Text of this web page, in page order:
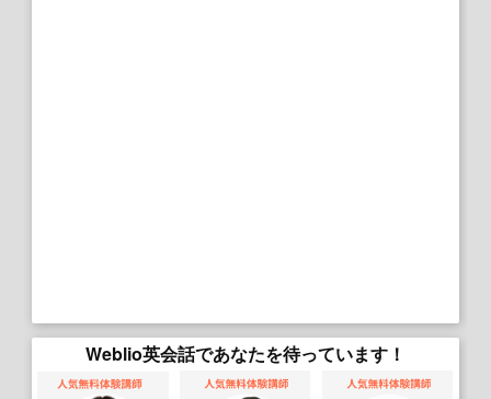
Weblio英会話であなたを待っています！